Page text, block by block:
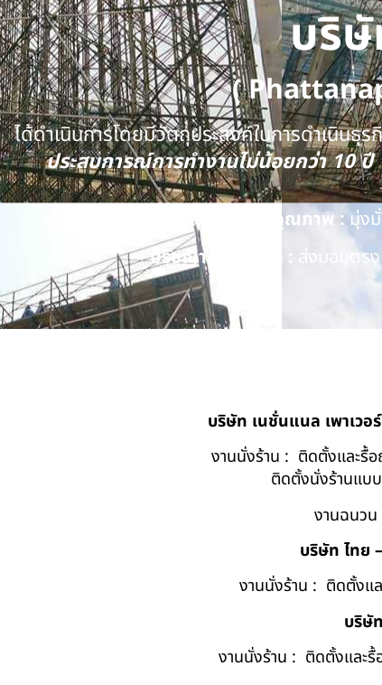
บริ
(
ได้ดำเนินการโดยมีวัตถุประสงค์ในการดำเนิน
ประสบการณ์การทำงานไม่น้อยกว่า
นโยบายด้านคุณภาพ : มุ่ง
ปรัชญาของบริษัท : ส่งมอบตรง
บริษัท เนชั่นแนล เพาเว
งานนั่งร้าน : ติดตั้งและรื้
ติดตั้งนั่งร้านแบ
งานฉนว
บริษัท ไทย
งานนั่งร้าน : ติดตั้งแ
บริษั
งานนั่งร้าน : ติดตั้งและรื้